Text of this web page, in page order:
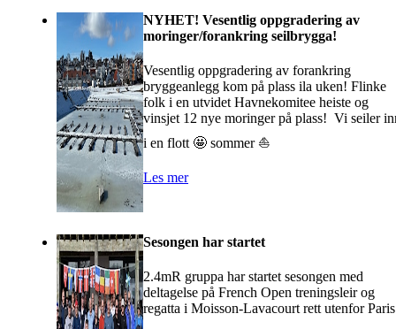
NYHET! Vesentlig oppgradering av
moringer/forankring seilbrygga!
Vesentlig oppgradering av forankring
bryggeanlegg kom på plass ila uken! Flinke
folk i en utvidet Havnekomitee heiste og
vinsjet 12 nye moringer på plass! Vi seiler
i en flott 🤩 sommer ⛵️
Les mer
Sesongen har startet
2.4mR gruppa har startet sesongen med
deltagelse på French Open treningsleir og
regatta i Moisson-Lavacourt rett utenfor